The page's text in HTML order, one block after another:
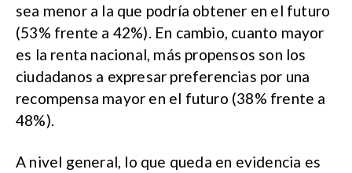
sea menor a la que podría obtener en el futuro
(53% frente a 42%). En cambio, cuanto mayor
es la renta nacional, más propensos son los
ciudadanos a expresar preferencias por una
recompensa mayor en el futuro (38% frente a
48%).
A nivel general, lo que queda en evidencia es